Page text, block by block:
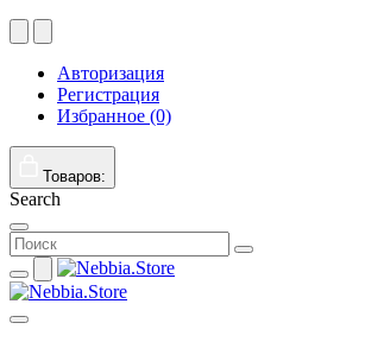
Авторизация
Регистрация
Избранное (0)
Товаров:
Search